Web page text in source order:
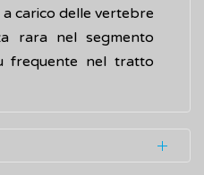
carico delle vertebre
rara nel segmento
frequente nel tratto